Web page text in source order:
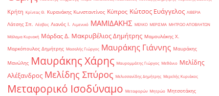
Κρήτη Κρίντας Θ. Κυρανάκης Κωνσταντίνος Κύπρος Κώτσος Ευάγγελος ΛΙΒΕΡΙΑ
Λάτσης Σπ. Λέσβος Λιανός Ι. Λιμενικό ΜΑΜΙΔΑΚΗΣ ΜΕΛΚΟ ΜΕΡΙΣΜΑ ΜΗΤΡΩΟ ΑΠΟΒΛΗΤΩΝ
Μάλαμα Κυριακή Μάρδας Δ. Μακρυβέλιος Δημήτρης Μαμουλάκης Χ.
Μαρκόπουλος Δημήτρης Μασαλής Γιώργος Μαυράκης Γιάννης Μαυράκης
Μανώλης Μαυράκης Χάρης Μαυρομμάτης Γιώργος Μεθάνιο Μελίδης
Αλέξανδρος Μελίδης Σπύρος Μελισσανίδης Δημήτρης Μερελής Κυριάκος
Μεταφορικό Ισοδύναμο Μεταφορών Μητρώο Μητσοτάκης